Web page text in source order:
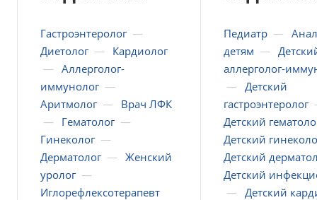
Гастроэнтеролог —
Диетолог —
Кардиолог
— Аллерголог-
иммунолог —
Аритмолог —
Врач ЛФК
—
Гематолог —
Гинеколог —
Дерматолог — Женский
уролог —
Иглорефлексотерапевт
Педиатр —
детям —
аллерголог-
— Детский
гастроэнтеролог
Детский
Детский
Детский
Детский
— Детский